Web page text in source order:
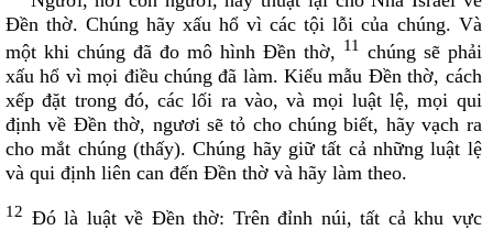
TÀI LIỆU
Các mẫu phiếu đăng ký
Lịch sử Giáo xứ
Đôi nét về Giáo xứ ...
Ðền thờ. Chúng hãy xấu hổ vì các tội lỗi của chúng. Và
một khi chúng đã đo mô hình Ðền thờ, 11
chúng sẽ phải
xấu hổ vì mọi điều chúng đã làm. Kiểu mẫu Ðền thờ, cách
xếp đặt trong đó, các lối ra vào, và mọi luật lệ, mọi qui
định về Ðền thờ, ngươi sẽ tỏ cho chúng biết, hãy vạch ra
cho mắt chúng (thấy). Chúng hãy giữ tất cả những luật lệ
và qui định liên can đến Ðền thờ và hãy làm theo.
12 Ðó là luật về Ðền thờ: Trên đỉnh núi, tất cả khu vực